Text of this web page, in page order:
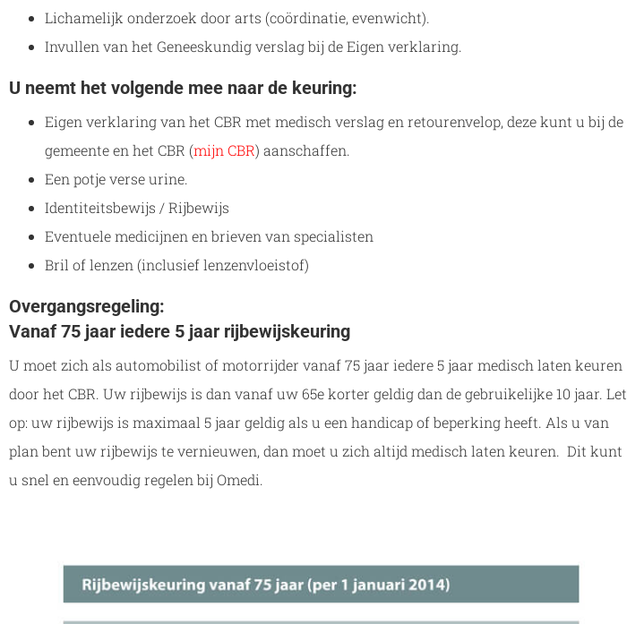
Lichamelijk onderzoek door arts (coördinatie, evenwicht).
Invullen van het Geneeskundig verslag bij de Eigen verklaring.
U neemt het volgende mee naar de keuring:
Eigen verklaring van het CBR met medisch verslag en retourenvelop, deze kunt u bij de
gemeente en het CBR (mijn CBR) aanschaffen.
Een potje verse urine.
Identiteitsbewijs / Rijbewijs
Eventuele medicijnen en brieven van specialisten
Bril of lenzen (inclusief lenzenvloeistof)
Overgangsregeling:
Vanaf 75 jaar iedere 5 jaar rijbewijskeuring
U moet zich als automobilist of motorrijder vanaf 75 jaar iedere 5 jaar medisch laten keuren
door het CBR. Uw rijbewijs is dan vanaf uw 65e korter geldig dan de gebruikelijke 10 jaar. Let
op: uw rijbewijs is maximaal 5 jaar geldig als u een handicap of beperking heeft. Als u van
plan bent uw rijbewijs te vernieuwen, dan moet u zich altijd medisch laten keuren. Dit kunt
u snel en eenvoudig regelen bij Omedi.